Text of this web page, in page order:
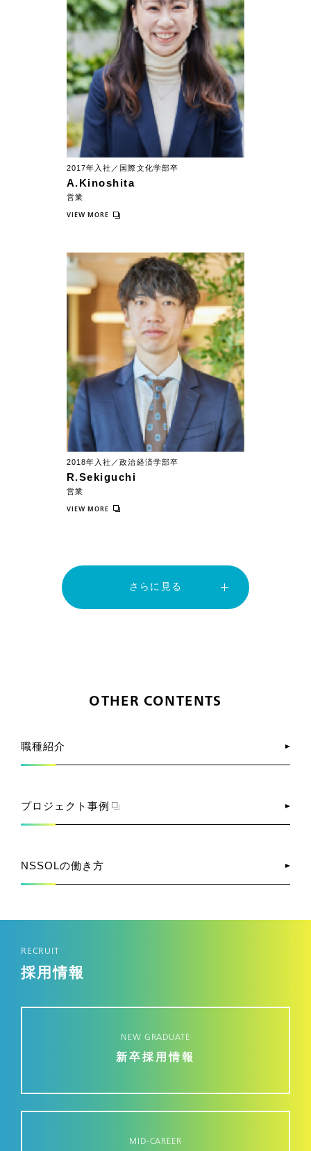
2017年入社／国際文化学部卒
A.Kinoshita
営業
VIEW MORE
2018年入社／政治経済学部卒
R.Sekiguchi
営業
VIEW MORE
さらに見る
OTHER CONTENTS
職種紹介
プロジェクト事例
NSSOLの働き方
採用情報
RECRUIT
NEW GRADUATE
新卒採用情報
MID-CAREER